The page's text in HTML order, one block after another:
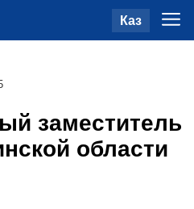
Каз
заместитель
области